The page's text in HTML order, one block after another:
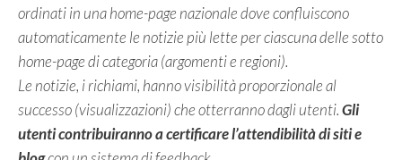
ordinati in una home-page nazionale dove confluiscono
automaticamente le notizie più lette per ciascuna delle sotto
home-page di categoria (argomenti e regioni).
Le notizie, i richiami, hanno visibilità proporzionale al
successo (visualizzazioni) che otterranno dagli utenti.Gli
utenti contribuiranno a certificare l’attendibilità di siti e